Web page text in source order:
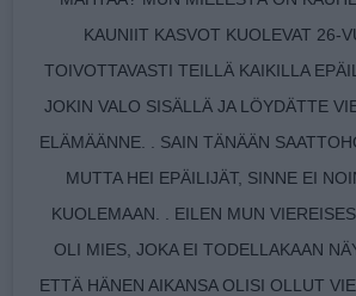
KAUNIIT KASVOT KUOLEVAT 26-
TOIVOTTAVASTI TEILLÄ KAIKILLA
JOKIN VALO SISÄLLÄ JA LÖYDÄTTE
ELÄMÄÄNNE. . SAIN TÄNÄÄN
MUTTA HEI EPÄILIJÄT, SINNE EI
KUOLEMAAN. . EILEN MUN
OLI MIES, JOKA EI TODELLAKAAN
ETTÄ HÄNEN AIKANSA OLISI OLLUT